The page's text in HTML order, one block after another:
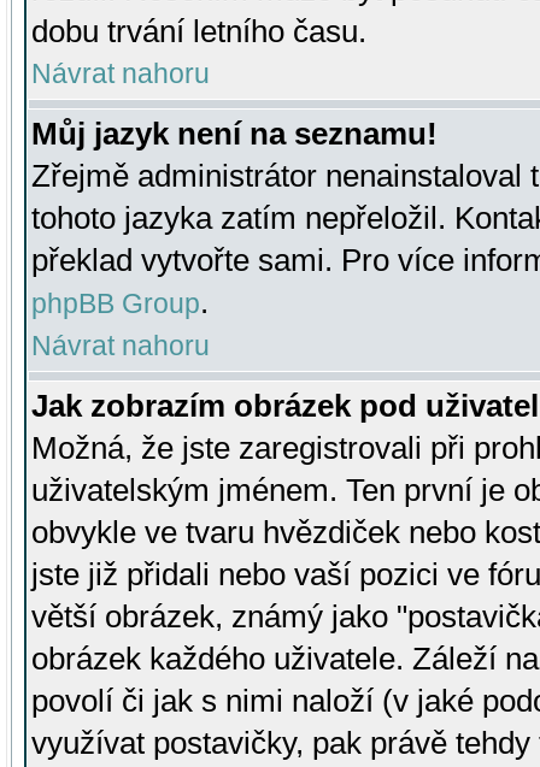
dobu trvání letního času.
Návrat nahoru
Můj jazyk není na seznamu!
Zřejmě administrátor nenainstaloval
tohoto jazyka zatím nepřeložil.
překlad vytvořte sami. Pro více
phpBB Group.
Návrat nahoru
Jak zobrazím obrázek pod
Možná, že jste zaregistrovali při
uživatelským jménem. Ten první je
obvykle ve tvaru hvězdiček nebo
jste již přidali nebo vaší pozici ve
větší obrázek, známý jako
obrázek každého uživatele. Záleží
povolí či jak s nimi naloží (v jaké
využívat postavičky, pak právě